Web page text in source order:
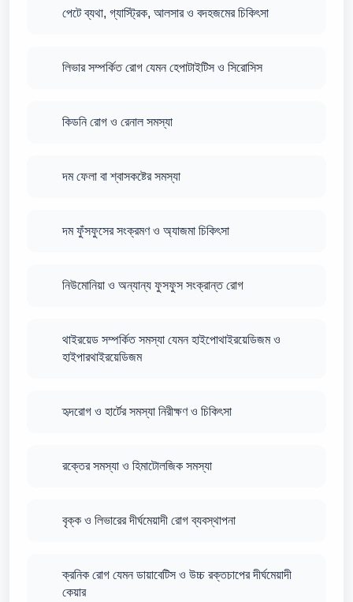
পেটে ব্যথা, গ্যাস্ট্রিক, আলসার ও বদহজমের চিকিৎসা
লিভার সম্পর্কিত রোগ যেমন হেপাটাইটিস ও সিরোসিস
কিডনি রোগ ও রেনাল সমস্যা
দম ফেলা বা শ্বাসকষ্টের সমস্যা
দম ফুঁসফুসের সংক্রমণ ও অ্যাজমা চিকিৎসা
নিউমোনিয়া ও অন্যান্য ফুসফুস সংক্রান্ত রোগ
থাইরয়েড সম্পর্কিত সমস্যা যেমন হাইপোথাইরয়েডিজম ও
হাইপারথাইরয়েডিজম
হৃদরোগ ও হার্টের সমস্যা নিরীক্ষণ ও চিকিৎসা
রক্তের সমস্যা ও হিমাটোলজিক সমস্যা
বৃক্ক ও লিভারের দীর্ঘমেয়াদী রোগ ব্যবস্থাপনা
ক্রনিক রোগ যেমন ডায়াবেটিস ও উচ্চ রক্তচাপের দীর্ঘমেয়াদী
কেয়ার